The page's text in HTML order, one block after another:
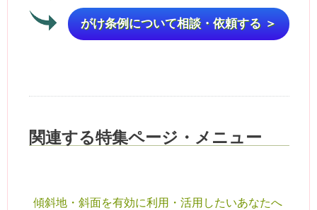
がけ条例について相談・依頼する ＞
関連する特集ページ・メニュー
傾斜地・斜面を有効に利用・活用したいあなたへ